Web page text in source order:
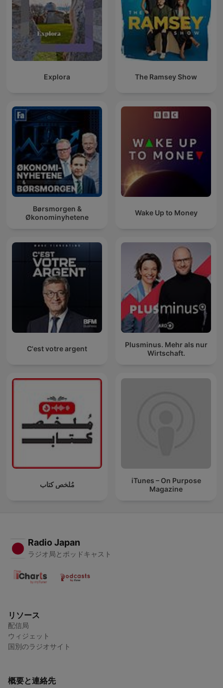
Explora The Ramsey Show
Børsmorgen &
Økonominyhetene
Wake Up to Money
C'est votre argent
Plusminus. Mehr als nur
Wirtschaft.
مُلخص كتاب
iTunes – On Purpose
Magazine
Radio Japan
ラジオ局とポッドキャスト
リソース
配信局
ウィジェット
国別のラジオサイト
概要と連絡先